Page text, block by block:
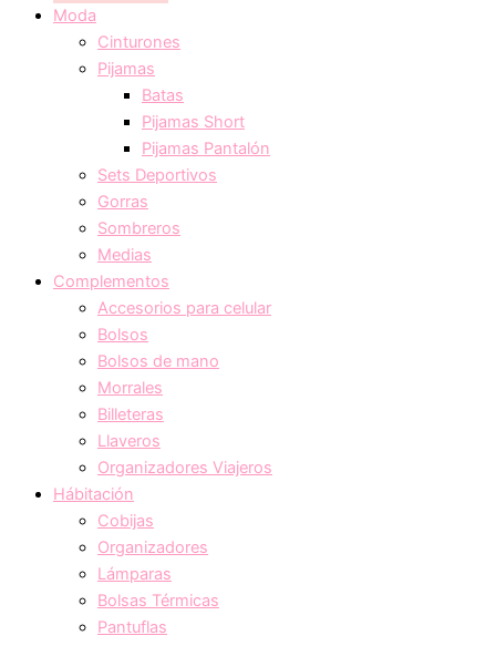
Moda
Cinturones
Pijamas
Batas
Pijamas Short
Pijamas Pantalón
Sets Deportivos
Gorras
Sombreros
Medias
Complementos
Accesorios para celular
Bolsos
Bolsos de mano
Morrales
Billeteras
Llaveros
Organizadores Viajeros
Hábitación
Cobijas
Organizadores
Lámparas
Bolsas Térmicas
Pantuflas